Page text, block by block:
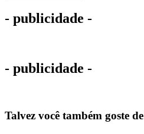
- publicidade -
- publicidade -
Talvez você também goste de